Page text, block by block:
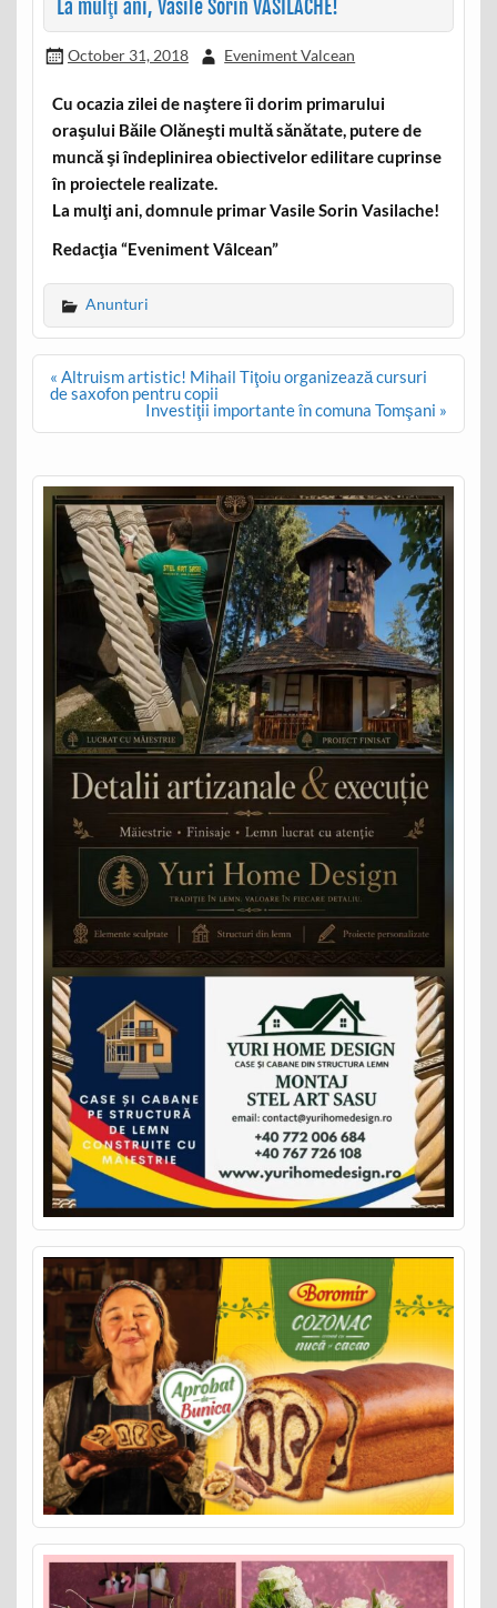
La mulţi ani, Vasile Sorin VASILACHE!
October 31, 2018 Eveniment Valcean
Cu ocazia zilei de naştere îi dorim primarului
oraşului Băile Olăneşti multă sănătate, putere de
muncă şi îndeplinirea obiectivelor edilitare cuprinse
în proiectele realizate.
La mulţi ani, domnule primar Vasile Sorin Vasilache!
Redacţia “Eveniment Vâlcean”
Anunturi
Post
navigation
« Altruism artistic! Mihail Tiţoiu organizează cursuri
de saxofon pentru copii
Investiţii importante în comuna Tomşani »